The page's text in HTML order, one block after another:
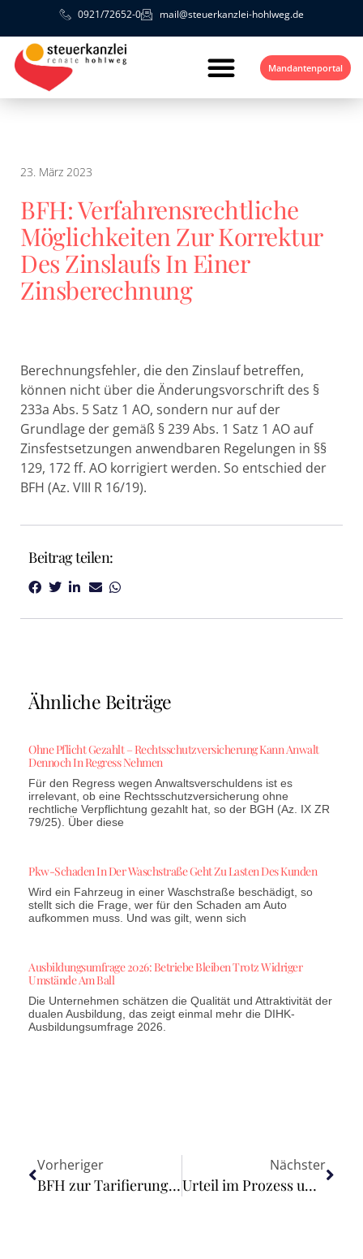
0921/72652-0 mail@steuerkanzlei-hohlweg.de
Mandantenportal
23. März 2023
BFH: Verfahrensrechtliche
Möglichkeiten Zur Korrektur
Des Zinslaufs In Einer
Zinsberechnung
Berechnungsfehler, die den Zinslauf betreffen,
können nicht über die Änderungsvorschrift des §
233a Abs. 5 Satz 1 AO, sondern nur auf der
Grundlage der gemäß § 239 Abs. 1 Satz 1 AO auf
Zinsfestsetzungen anwendbaren Regelungen in §§
129, 172 ff. AO korrigiert werden. So entschied der
BFH (Az. VIII R 16/19).
Beitrag teilen:
Ähnliche Beiträge
Ohne Pflicht Gezahlt – Rechtsschutzversicherung Kann Anwalt
Dennoch In Regress Nehmen
Für den Regress wegen Anwaltsverschuldens ist es
irrelevant, ob eine Rechtsschutzversicherung ohne
rechtliche Verpflichtung gezahlt hat, so der BGH (Az. IX ZR
79/25). Über diese
Pkw-Schaden In Der Waschstraße Geht Zu Lasten Des Kunden
Wird ein Fahrzeug in einer Waschstraße beschädigt, so
stellt sich die Frage, wer für den Schaden am Auto
aufkommen muss. Und was gilt, wenn sich
Ausbildungsumfrage 2026: Betriebe Bleiben Trotz Widriger
Umstände Am Ball
Die Unternehmen schätzen die Qualität und Attraktivität der
dualen Ausbildung, das zeigt einmal mehr die DIHK-
Ausbildungsumfrage 2026.
Vorheriger
BFH zur Tarifierung von Vanille-Oleoresin und der Aromenbegriff im Branntweinsteuerrecht
Nächster
Urteil im Prozess um Strom- und Gaspreiserhöhungen bei vertraglich zugesagten Preisgarantien